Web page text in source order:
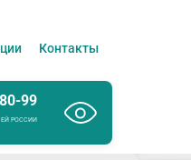
Контакты
99
РОССИИ